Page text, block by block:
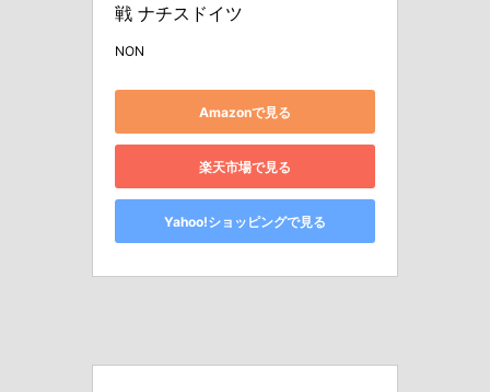
戦 ナチスドイツ
NON
Amazonで見る
楽天市場で見る
Yahoo!ショッピングで見る